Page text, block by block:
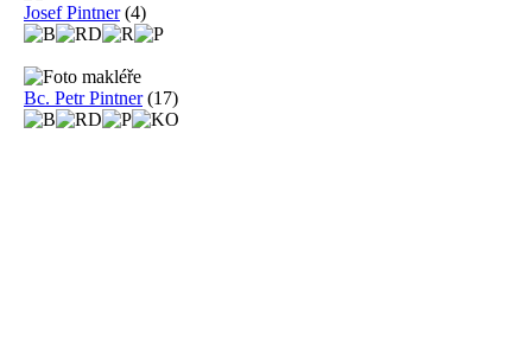
Josef Pintner(4)
Bc. Petr Pintner(17)